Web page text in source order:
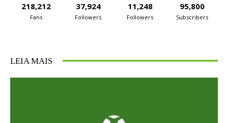
218,212
Fans
37,924
Followers
11,248
Followers
95,800
Subscribers
LEIA MAIS